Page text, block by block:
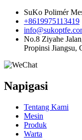
SuKo Polimér
+8619975113419
No.8 Ziyahe
Propinsi Jiangsu,
Napigasi
Tentang Kami
Mesin
Produk
Warta